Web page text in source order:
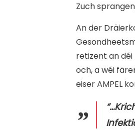
Zuch
An der
retizent an déi
och, a wéi
eiser AMPEL